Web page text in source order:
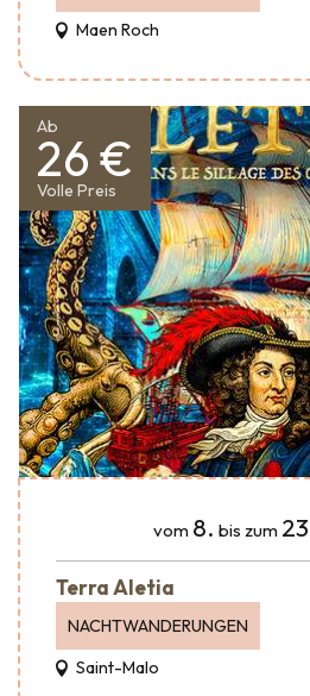
Maen Roch
Ab
26 €
Volle Preis
vom 8. bis zum
Terra Aletia
NACHTWANDERUNGEN
Saint-Malo